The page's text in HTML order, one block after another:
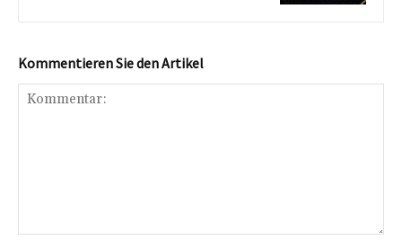
Kommentieren Sie den Artikel